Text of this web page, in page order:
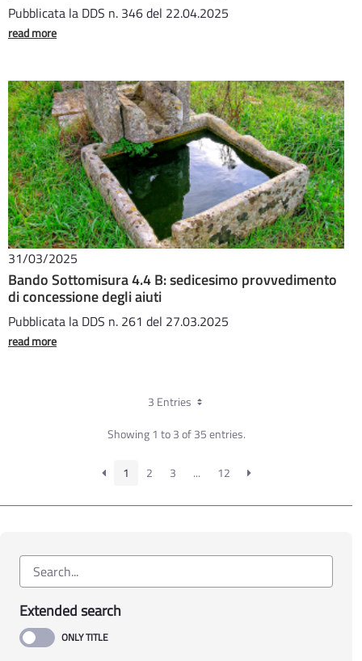
Pubblicata la DDS n. 346 del 22.04.2025
read more
31/03/2025
Bando Sottomisura 4.4 B: sedicesimo provvedimento
di concessione degli aiuti
Pubblicata la DDS n. 261 del 27.03.2025
read more
3 Entries
Showing 1 to 3 of 35 entries.
1 2 3 ... 12
Extended search